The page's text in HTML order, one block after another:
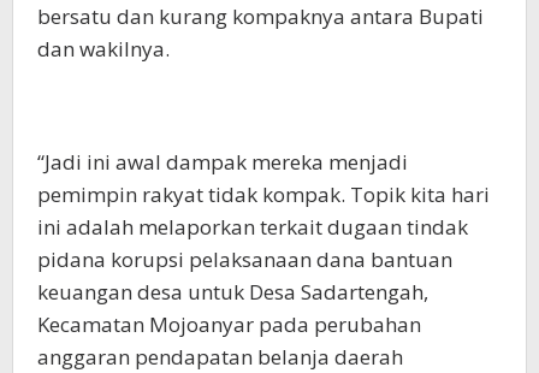
bersatu dan kurang kompaknya antara Bupati
dan wakilnya.
“Jadi ini awal dampak mereka menjadi
pemimpin rakyat tidak kompak. Topik kita hari
ini adalah melaporkan terkait dugaan tindak
pidana korupsi pelaksanaan dana bantuan
keuangan desa untuk Desa Sadartengah,
Kecamatan Mojoanyar pada perubahan
anggaran pendapatan belanja daerah